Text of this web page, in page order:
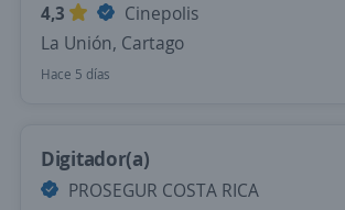
4,3
Cinepolis
La Unión, Cartago
Hace 5 días
Digitador(a)
PROSEGUR COSTA RICA